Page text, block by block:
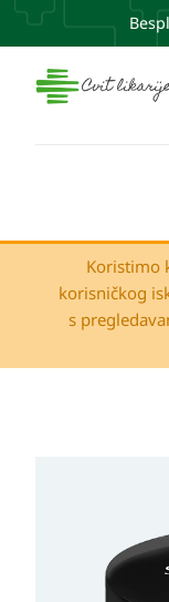
Koristimo
korisničkog
s
DEFINITION
kompaktni